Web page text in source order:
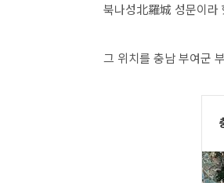
북나성北羅城 성문이라
그 위치를 충남 부여군